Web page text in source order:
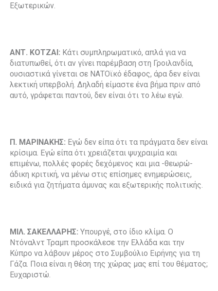
Εξωτερικών.
ΑΝΤ. ΚΟΤΖΑΙ: Κάτι συμπληρωματικό, απλά για να
διατυπωθεί, ότι αν γίνει παρέμβαση στη Γροιλανδία,
ουσιαστικά γίνεται σε ΝΑΤΟϊκό έδαφος, άρα δεν είναι
λεκτική υπερβολή. Δηλαδή είμαστε ένα βήμα πριν από
αυτό, γράφεται παντού, δεν είναι ότι το λέω εγώ.
Π. ΜΑΡΙΝΑΚΗΣ: Εγώ δεν είπα ότι τα πράγματα δεν είναι
κρίσιμα. Εγώ είπα ότι χρειάζεται ψυχραιμία και
επιμένω, πολλές φορές δεχόμενος και μια -θεωρώ-
άδικη κριτική, να μένω στις επίσημες ενημερώσεις,
ειδικά για ζητήματα άμυνας και εξωτερικής πολιτικής.
ΜΙΛ. ΣΑΚΕΛΛΑΡΗΣ: Υπουργέ, στο ίδιο κλίμα. Ο
Ντόναλντ Τραμπ προσκάλεσε την Ελλάδα και την
Κύπρο να λάβουν μέρος στο Συμβούλιο Ειρήνης για τη
Γάζα. Ποια είναι η θέση της χώρας μας επί του θέματος;
Ευχαριστώ.